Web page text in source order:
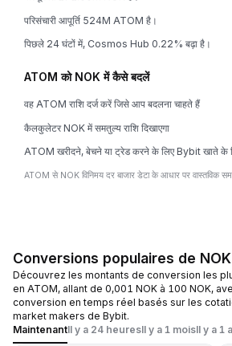
परिसंचारी आपूर्ति 524M ATOM है।
पिछले 24 घंटों में, Cosmos Hub 0.22% बढ़ा है।
ATOM को NOK में कैसे बदलें
वह ATOM राशि दर्ज करें जिसे आप बदलना चाहते हैं
कैलकुलेटर NOK में समतुल्य राशि दिखाएगा
ATOM खरीदने, बेचने या ट्रेड करने के लिए Bybit खाते के
ATOM से NOK विनिमय दर बाजार डेटा के आधार पर वास्तविक
Conversions populaires de
Découvrez les montants de conversion les
en ATOM, allant de 0,001 NOK à 100 NOK,
conversion en temps réel basés sur les
market makers de Bybit.
MaintenantIl y a 24 heuresIl y a 1 moisIl y a 1